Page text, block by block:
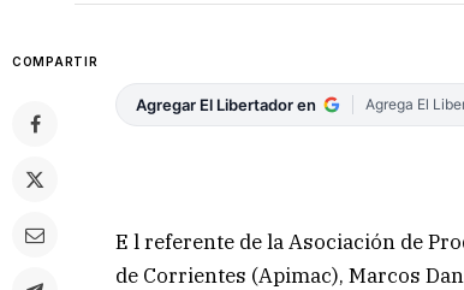
COMPARTIR
Agregar El Libertador en Agrega El
E l referente de la Asociación de
de Corrientes (Apimac), Marcos